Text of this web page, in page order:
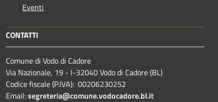
Eventi
CONTATTI
Comune di Vodo di Cadore
Via Nazionale, 19 - I-32040 Vodo di Cadore (BL)
Codice fiscale (P.IVA): 00206230252
Email:segreteria@comune.vodocadore.bl.it